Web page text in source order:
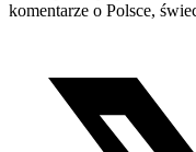
komentarze o Polsce,